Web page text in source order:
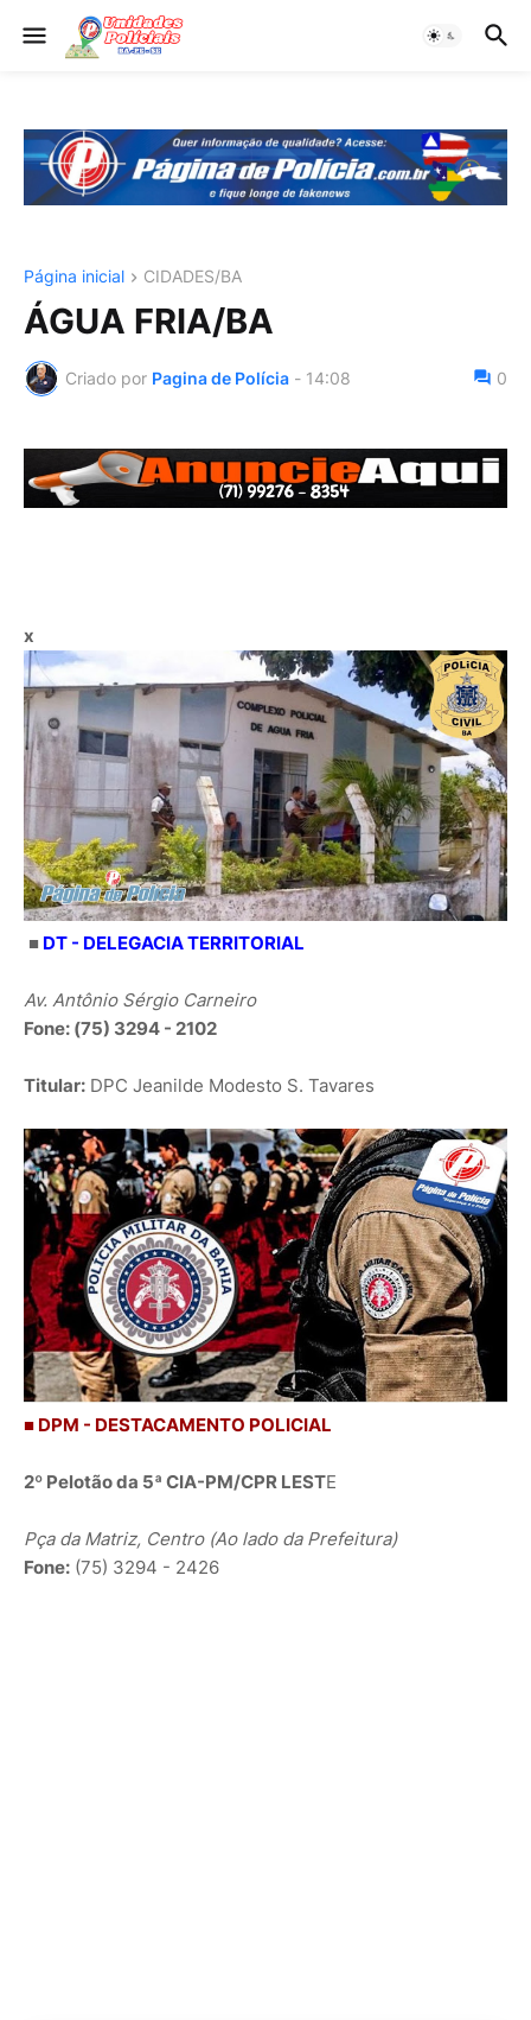
Página inicial CIDADES/BA
ÁGUA FRIA/BA
Criado por Pagina de Polícia - 14:08 0
x
■ DT - DELEGACIA TERRITORIAL
Av. Antônio Sérgio Carneiro
Fone: (75) 3294 - 2102
Titular: DPC Jeanilde Modesto S. Tavares
■ DPM - DESTACAMENTO POLICIAL
2º Pelotão da 5ª CIA-PM/CPR LESTE
Pça da Matriz, Centro (Ao lado da Prefeitura)
Fone: (75) 3294 - 2426